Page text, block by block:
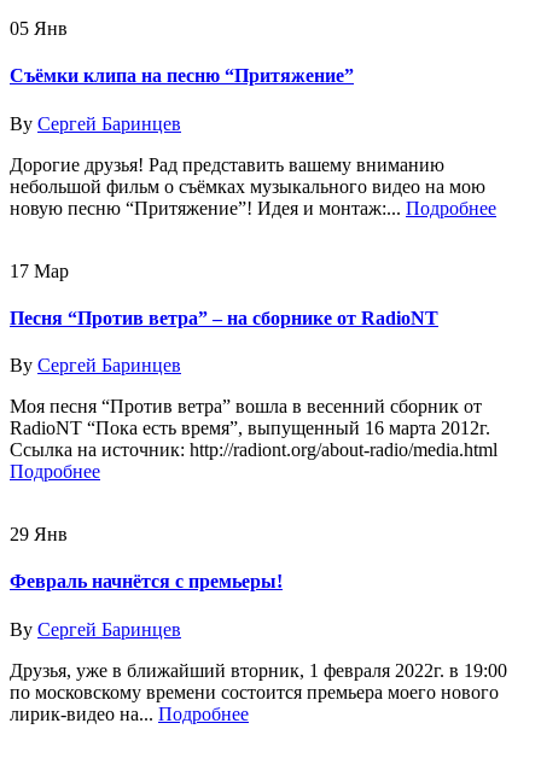
05 Янв
Съёмки клипа на песню “Притяжение”
By Сергей Баринцев
Дорогие друзья! Рад представить вашему вниманию
небольшой фильм о съёмках музыкального видео на мою
новую песню “Притяжение”! Идея и монтаж:... Подробнее
17 Мар
Песня “Против ветра” – на сборнике от RadioNT
By Сергей Баринцев
Моя песня “Против ветра” вошла в весенний сборник от
RadioNT “Пока есть время”, выпущенный 16 марта 2012г.
Ссылка на источник: http://radiont.org/about-radio/media.html
Подробнее
29 Янв
Февраль начнётся с премьеры!
By Сергей Баринцев
Друзья, уже в ближайший вторник, 1 февраля 2022г. в 19:00
по московскому времени состоится премьера моего нового
лирик-видео на... Подробнее